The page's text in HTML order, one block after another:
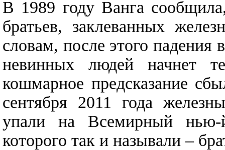
В 1989 году Ванга
братьев, заклеванных
словам, после этого падения
невинных людей начнет
кошмарное предсказание
сентября 2011 года
упали на Всемирный нью-
которого так и называли –